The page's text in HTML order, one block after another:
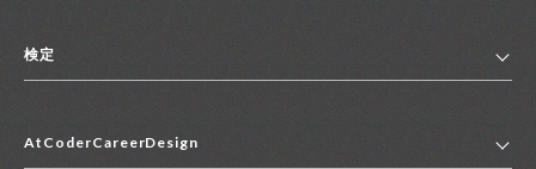
便利リンク集
2027年新卒採用求人一覧
中途採用求人一覧
検定
マイページ
AtCoderCareerDesign